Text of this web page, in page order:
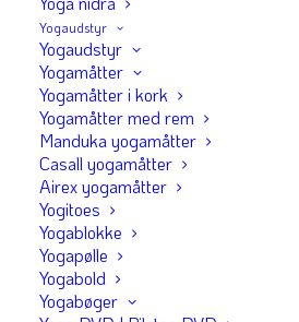
Yogaudstyr
Yogaudstyr
Yogamåtter
Yogamåtter i kork
Yogamåtter med rem
Manduka yogamåtter
Casall yogamåtter
Airex yogamåtter
Yogitoes
Yogablokke
Yogapølle
Yogabold
Yogabøger
og restitution.
Yoga kombinerer tre elementer, der
dokumenteret stressreducerende:
bevægelse ogopmærksomhed
et klart signal til kroppen: du er i
slappe af.
8 yogaøvelser der
nervesystemet ned